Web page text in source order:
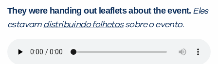
They were handing out leaflets about the event. Eles
estavam distribuindo folhetossobre o evento.